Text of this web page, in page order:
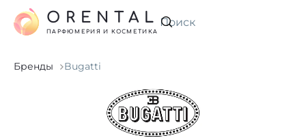
Искать
ORENTAL
ПАРФЮМЕРИЯ И КОСМЕТИКА
Бренды Bugatti